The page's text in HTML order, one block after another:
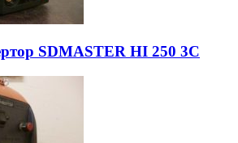
SDMASTER HI 250 3C